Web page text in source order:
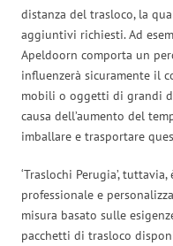
distanza del trasloco, la
aggiuntivi richiesti. Ad
Apeldoorn comporta un
influenzerà sicuramente il
mobili o oggetti di grandi
causa dell’aumento del
imballare e trasportare
‘Traslochi Perugia’,
professionale e
misura basato sulle
pacchetti di trasloco